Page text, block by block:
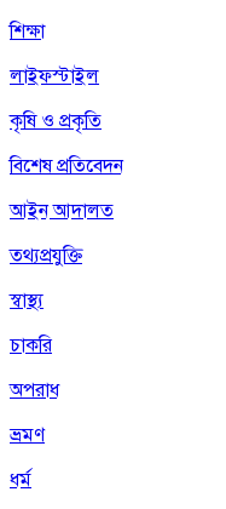
শিক্ষা
লাইফস্টাইল
কৃষি ও প্রকৃতি
বিশেষ প্রতিবেদন
আইন আদালত
তথ্যপ্রযুক্তি
স্বাস্থ্য
চাকরি
অপরাধ
ভ্রমণ
ধর্ম